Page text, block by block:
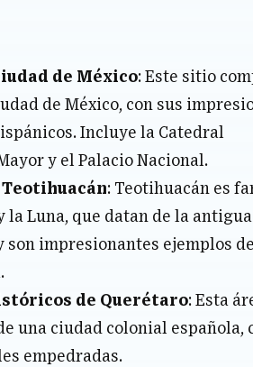
de México: Este sitio
de México, con sus
Incluye la Catedral
y el Palacio Nacional.
: Teotihuacán es
la Luna, que datan de la antigua
impresionantes ejemplos de
de Querétaro: Esta
una ciudad colonial española,
empedradas.